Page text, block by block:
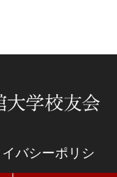
バシーポリシ